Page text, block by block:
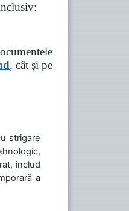
, cât şi pe
strigare
includ
a